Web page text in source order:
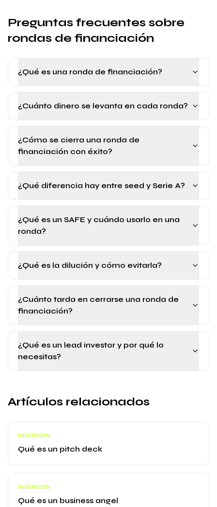
Preguntas frecuentes sobre
rondas de financiación
¿Qué es una ronda de financiación?
¿Cuánto dinero se levanta en cada ronda?
¿Cómo se cierra una ronda de
financiación con éxito?
¿Qué diferencia hay entre seed y Serie A?
¿Qué es un SAFE y cuándo usarlo en una
ronda?
¿Qué es la dilución y cómo evitarla?
¿Cuánto tarda en cerrarse una ronda de
financiación?
¿Qué es un lead investor y por qué lo
necesitas?
Artículos relacionados
INVERSIÓN
Qué es un pitch deck
INVERSIÓN
Qué es un business angel